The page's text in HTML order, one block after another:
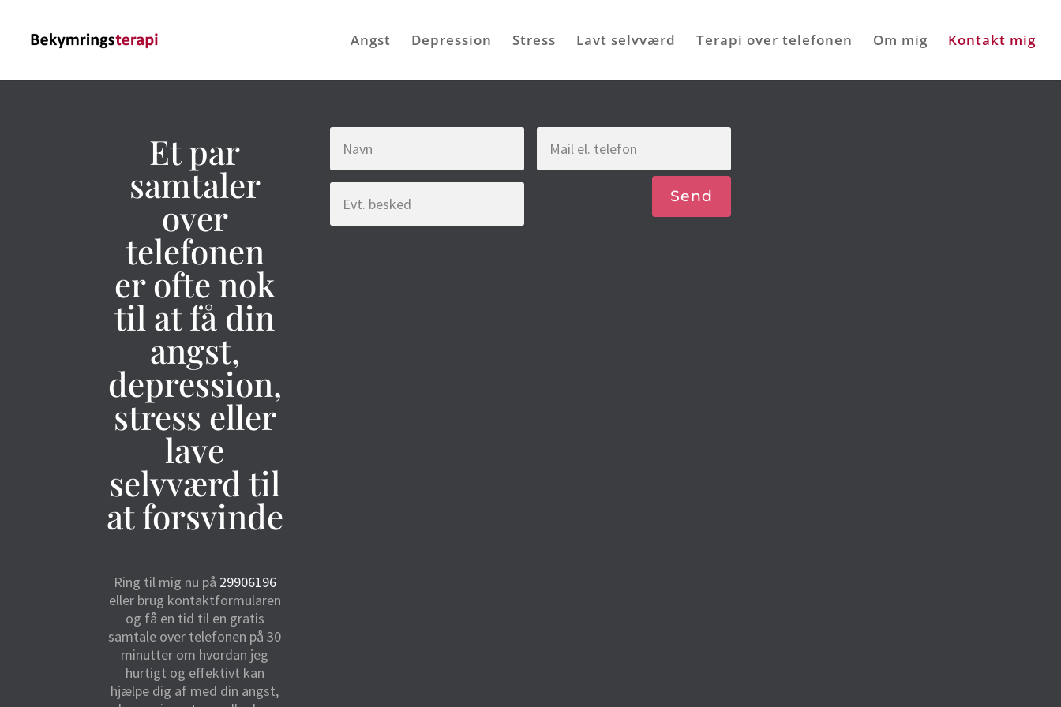
Angst Depression Stress Lavt selvværd Terapi over telefonen Om mig Kontakt mig
Et par
samtaler
over
telefonen
er ofte nok
til at få din
angst,
depression,
stress eller
lave
selvværd til
at forsvinde
Ring til mig nu på 29906196
eller brug kontaktformularen
og få en tid til en gratis
samtale over telefonen på 30
minutter om hvordan jeg
hurtigt og effektivt kan
hjælpe dig af med din angst,
Send